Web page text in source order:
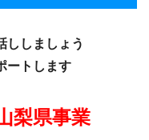
ししましょう
ートします
県事業